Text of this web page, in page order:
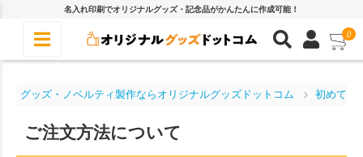
名入れ印刷でオリジナルグッズ・記念品がかんたんに作成可能！
0
グッズ・ノベルティ製作ならオリジナルグッズドットコム 初めての
ご注文方法について